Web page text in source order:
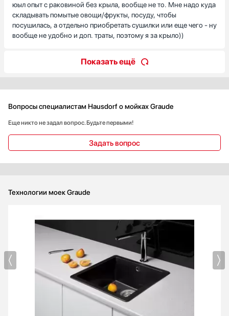
юыл опыт с раковиной без крыла, вообще не то. Мне надо куда
складывать помытые овощи/фрукты, посуду, чтобы
посушилась, а отдельно приобретать сушилки или еще чего - ну
вообще не удобно и доп. траты, поэтому я за крыло))
Показать ещё
Вопросы специалистам Hausdorf о мойках Graude
Еще никто не задал вопрос. Будьте первыми!
Задать вопрос
Технологии моек Graude